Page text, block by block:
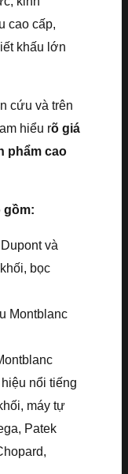
cao cấp,
khấu lớn
cứu và trên
hiểu rõ giá
phẩm cao
gồm:
và
bọc
Montblanc
nổi tiếng
máy tự
Patek